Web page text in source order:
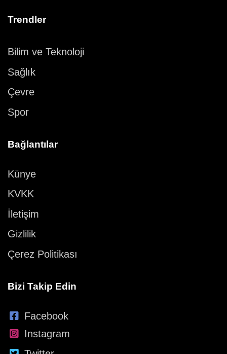
Trendler
Bilim ve Teknoloji
Sağlık
Çevre
Spor
Bağlantılar
Künye
KVKK
İletişim
Gizlilik
Çerez Politikası
Bizi Takip Edin
Facebook
Instagram